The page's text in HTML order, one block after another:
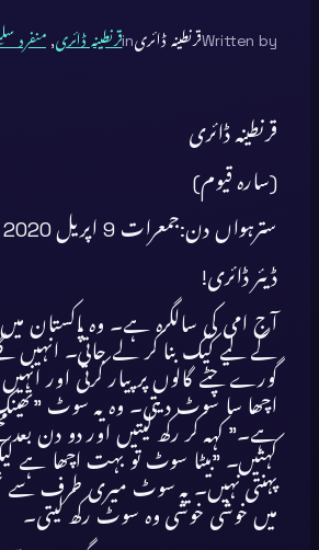
Written byقرنطینہ ڈائریinقرنطینہ ڈائری, منفرد
قرنطینہ ڈائری
(سارہ قیوم)
سترہواں دن:جمعرات 9 اپریل 2020
ڈیئر ڈائری!
آج امی کی سالگرہ ہے۔ وہ پاکستان
کے لیے کیک بنا کر لے جاتی۔ انہیں
گورے چٹے گالوں پر پیار کرتی اور
اچھا سا سوٹ دیتی۔ وہ یہ سوٹ
ہے۔” کہہ کر رکھ لیتیں اور دو دن بعد
کہتیں۔ ”بیٹا سوٹ تو بہت اچھا ہے
پہنتی نہیں۔ یہ سوٹ میری طرف سے
میں خوشی خوشی وہ سوٹ رکھ لیتی۔